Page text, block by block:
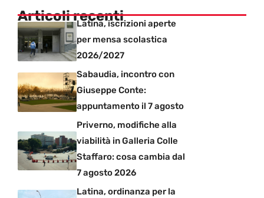
Articoli recentiLatina, iscrizioni aperte
per mensa scolastica
2026/2027
Sabaudia, incontro con
Giuseppe Conte:
appuntamento il 7 agosto
Priverno, modifiche alla
viabilità in Galleria Colle
Staffaro: cosa cambia dal
7 agosto 2026
Latina, ordinanza per la